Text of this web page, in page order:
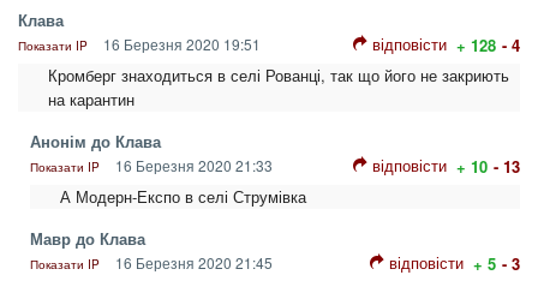
Клава
Показати IP 16 Березня 2020 19:51 відповісти + 128 - 4
Кромберг знаходиться в селі Рованці, так що його не закриють
на карантин
Анонім до Клава
Показати IP 16 Березня 2020 21:33 відповісти + 10 - 13
А Модерн-Експо в селі Струмівка
Мавр до Клава
Показати IP 16 Березня 2020 21:45 відповісти + 5 - 3